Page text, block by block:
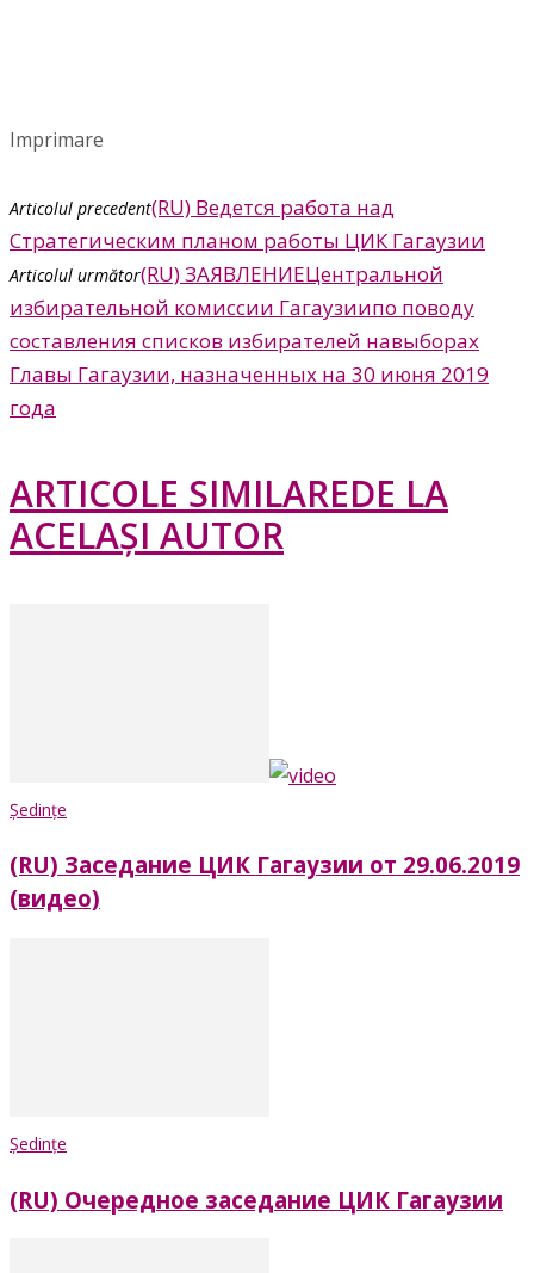
Imprimare
Articolul precedent(RU) Ведется работа над
Стратегическим планом работы ЦИК Гагаузии
Articolul următor(RU) ЗАЯВЛЕНИЕЦентральной
избирательной комиссии Гагаузиипо поводу
составления списков избирателей навыборах
Главы Гагаузии, назначенных на 30 июня 2019
года
ARTICOLE SIMILAREDE LA
ACELAȘI AUTOR
Ședințe
(RU) Заседание ЦИК Гагаузии от 29.06.2019
(видео)
Ședințe
(RU) Очередное заседание ЦИК Гагаузии